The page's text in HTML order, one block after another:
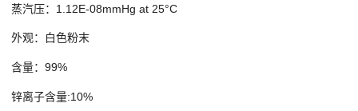
蒸汽压：1.12E-08mmHg at 25°C
外观：白色粉末
含量：99%
锌离子含量:10%